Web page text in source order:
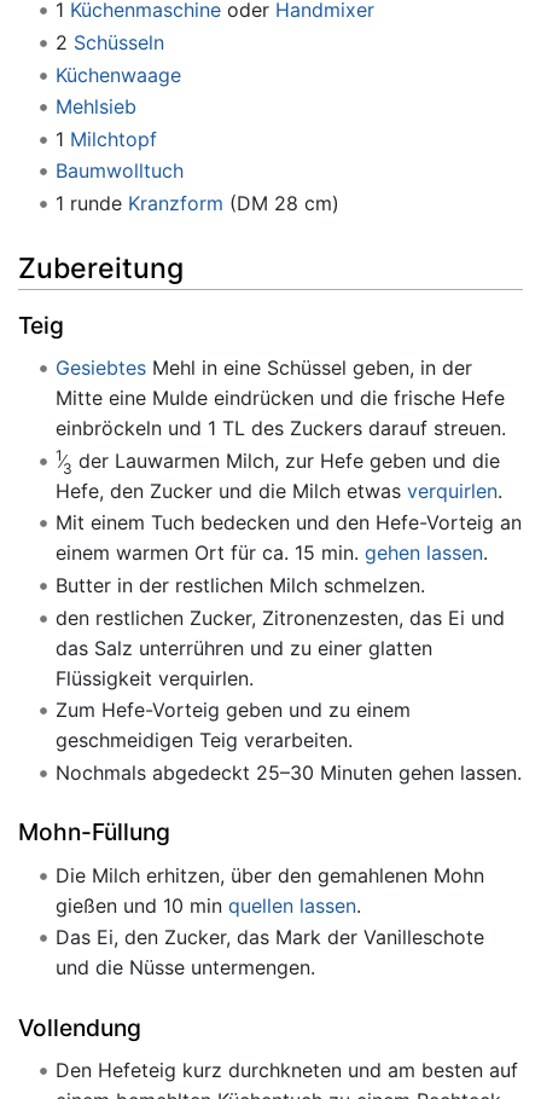
1 Küchenmaschineoder Handmixer
2 Schüsseln
Küchenwaage
Mehlsieb
1 Milchtopf
Baumwolltuch
1 runde Kranzform (DM 28 cm)
Zubereitung
Teig
GesiebtesMehl in eine Schüssel geben, in der
Mitte eine Mulde eindrücken und die frische Hefe
einbröckeln und 1 TL des Zuckers darauf streuen.
1
3 der Lauwarmen Milch, zur Hefe geben und die
Hefe, den Zucker und die Milch etwas verquirlen.
Mit einem Tuch bedecken und den Hefe-Vorteig an
einem warmen Ort für ca. 15 min. gehen lassen.
Butter in der restlichen Milch schmelzen.
den restlichen Zucker, Zitronenzesten, das Ei und
das Salz unterrühren und zu einer glatten
Flüssigkeit verquirlen.
Zum Hefe-Vorteig geben und zu einem
geschmeidigen Teig verarbeiten.
Nochmals abgedeckt 25–30 Minuten gehen lassen.
Mohn-Füllung
Die Milch erhitzen, über den gemahlenen Mohn
gießen und 10 min quellen lassen.
Das Ei, den Zucker, das Mark der Vanilleschote
und die Nüsse untermengen.
Vollendung
Den Hefeteig kurz durchkneten und am besten auf